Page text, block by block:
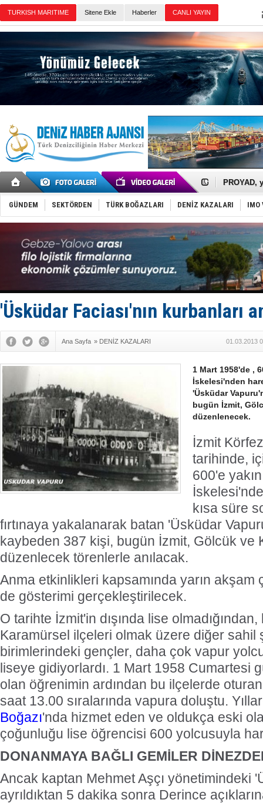
TURKISH MARITIME Sitene Ekle Haberler CANLI YAYIN
İTU AUV,
PROYAD,
Türkiye-
Türk
Deniz
DÖDER,
Fairline,
Baltık
Runit
Limana
Türk
Hüseyin
Med
GÜNDEM SEKTÖRDEN TÜRK BOĞAZLARI DENİZ KAZALARI IMO
'Üsküdar Faciası'nın kurbanları
Ana Sayfa » DENİZ KAZALARI 01.03.2013
1 Mart 1958'de ,
İskelesi'nden
'Üsküdar
bugün İzmit,
düzenlenecek.
İzmit
tarihinde,
600'e
kısa süre
fırtınaya yakalanarak batan 'Üsküdar
kaybeden 387 kişi, bugün İzmit, Gölcük ve
düzenlecek törenlerle anılacak.
Anma etkinlikleri kapsamında yarın
de gösterimi gerçekleştirilecek.
O tarihte İzmit'in dışında lise
Karamürsel ilçeleri olmak üzere diğer sahil
birimlerindeki gençler, daha çok vapur
liseye gidiyorlardı. 1 Mart 1958 Cumartesi
olan öğrenimin ardından bu ilçelerde
saat 13.00 sıralarında vapura doluştu.
Boğazı'nda hizmet eden ve oldukça eski
çoğunluğu lise öğrencisi 600 yolcusuyla
DONANMAYA BAĞLI GEMİLER
Ancak kaptan Mehmet Aşçı yönetimindeki
ayrıldıktan 5 dakika sonra Derince